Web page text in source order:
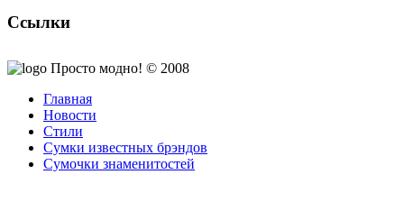
Ссылки
Просто модно! © 2008
Главная
Новости
Стили
Сумки известных брэндов
Сумочки знаменитостей